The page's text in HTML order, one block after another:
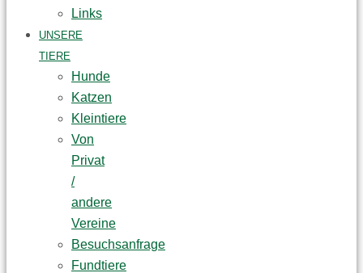
Links
UNSERE
TIERE
Hunde
Katzen
Kleintiere
Von
Privat
/
andere
Vereine
Besuchsanfrage
Fundtiere